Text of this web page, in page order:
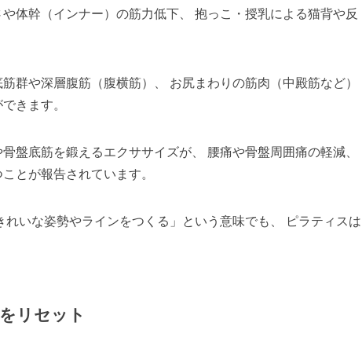
体幹（インナー）の筋力低下、 抱っこ・授乳による猫背や反
群や深層腹筋（腹横筋）、 お尻まわりの筋肉（中殿筋など）
きます。
盤底筋を鍛えるエクササイズが、 腰痛や骨盤周囲痛の軽減、
とが報告されています。
れいな姿勢やラインをつくる」という意味でも、 ピラティスは
リセット